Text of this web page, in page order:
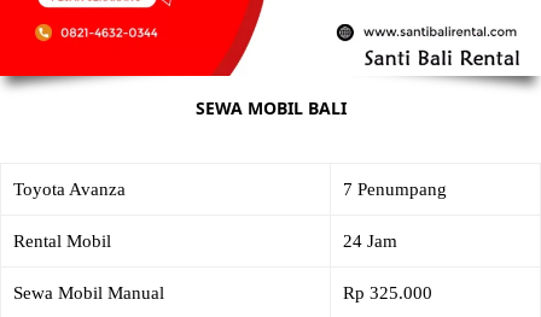
SEWA MOBIL BALI
Toyota Avanza 7 Penumpang
Rental Mobil 24 Jam
Sewa Mobil Manual Rp 325.000